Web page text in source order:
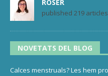
ROSER
published 219 articles
NOVETATS DEL BLOG
Calces menstruals? Les hem